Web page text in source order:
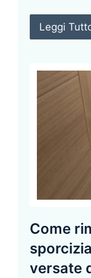
Leggi
Come
versate